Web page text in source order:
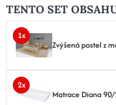
TENTO SET
1x
Zvýšená postel z
2x
Matrace Diana